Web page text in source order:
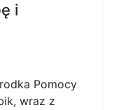
i
Pomocy
wraz z